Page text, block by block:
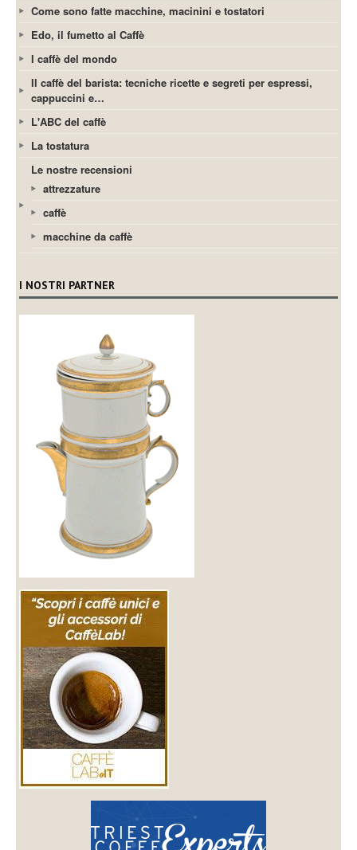
Come sono fatte macchine, macinini e tostatori
Edo, il fumetto al Caffè
I caffè del mondo
Il caffè del barista: tecniche ricette e segreti per espressi,
cappuccini e…
L'ABC del caffè
La tostatura
Le nostre recensioni
attrezzature
caffè
macchine da caffè
I NOSTRI PARTNER